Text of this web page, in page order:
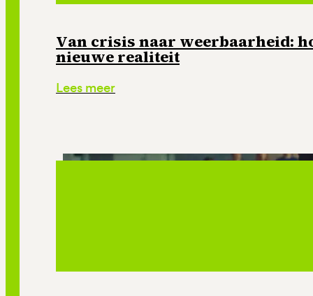
Van crisis naar weerbaarheid:
nieuwe realiteit
Lees meer